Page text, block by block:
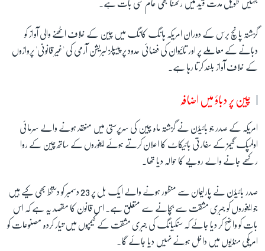
جنہیں طویل مدت قید میں رکھنا بھی عام سی بات ہے۔
گزشتہ پانچ برس کے دوران امریکہ ہانگ کانگ میں چین کے خلاف اٹھنے والی آواز کو
دبانے کے معاملے پر اور تائیوان کی فضائی حدود پر پیپلز لبریشن آرمی کی 'غیر قانونی' پروازوں
کے خلاف آواز بلند کرتا رہا ہے۔
چین پر دباؤ میں اضافہ
امریکہ کے صدر جو بائیڈن نے گزشتہ ماہ چین کی سرپرستی میں منعقد ہونے والے سرمائی
اولمپک گیمز کے سفارتی بائیکاٹ کا اعلان کرتے ہوئے ایغوروں کے ساتھ چین کے روا
رکھے جانے والے رویے کا حوالہ دیا تھا۔
صدر بائیڈن نے پارلیمان سے منظور ہونے والے ایک بل پر 23 دسمبر کو دستخط بھی کیے ہیں
جو ایغوروں کو جبری مشقت سے بچانے سے متعلق ہے۔ اس قانون کا مقصد یہ ہے کہ اس
بات کو واضح کر دیا جائے کہ سنکیانگ کی جبری مشقت کے کیمپوں میں تیار کردہ مصنوعات کو
امریکی منڈیوں میں داخل ہونے نہیں دیا جائے گا۔